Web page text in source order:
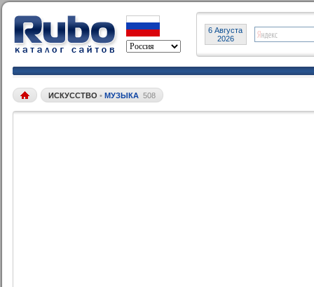
6 Августа
2026
ИСКУССТВО • МУЗЫКА 508